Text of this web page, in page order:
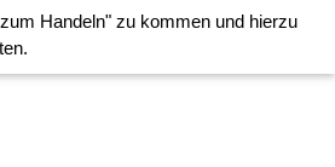
Handeln" zu kommen und hierzu